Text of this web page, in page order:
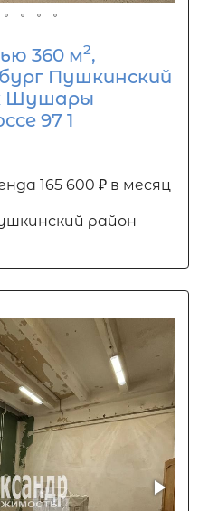
360 м2,
Пушкинский
Шушары
97 1
165 600 ₽ в месяц
район